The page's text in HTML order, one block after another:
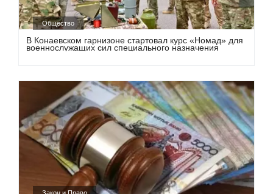
Общество
В Конаевском гарнизоне стартовал курс «Номад» для
военнослужащих сил специального назначения